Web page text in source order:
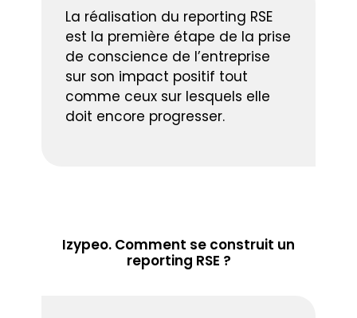
La réalisation du reporting RSE
est la première étape de la prise
de conscience de l’entreprise
sur son impact positif tout
comme ceux sur lesquels elle
doit encore progresser.
Izypeo. Comment se construit un
reporting RSE ?